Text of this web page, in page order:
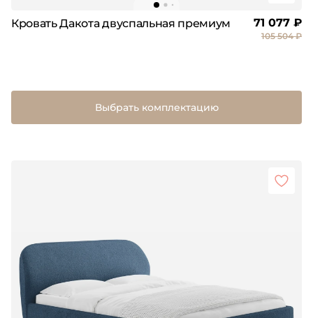
Кровать Дакота двуспальная премиум 71 077 ₽
105 504 ₽
Выбрать комплектацию